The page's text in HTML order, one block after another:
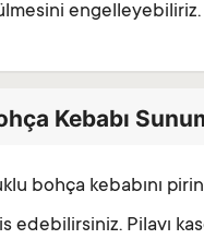
engelleyebiliriz.
Kebabı
bohça kebabını
edebilirsiniz. Pilavı